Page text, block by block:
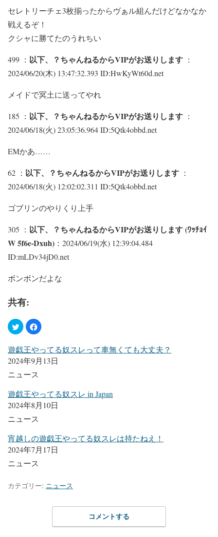
セレトリーチェ3枚揃ったからヴぁル組んだけどなかなか
戦えるぞ！
クシャに勝てたのうれちい
499 ： 以下、？ちゃんねるからVIPがお送りします ：
2024/06/20(木) 13:47:32.393 ID:HwKyWt60d.net
メイドで冥土に送ってやれ
185 ： 以下、？ちゃんねるからVIPがお送りします ：
2024/06/18(火) 23:05:36.964 ID:5Qtk4obbd.net
EMかあ……
62 ： 以下、？ちゃんねるからVIPがお送りします ：
2024/06/18(火) 12:02:02.311 ID:5Qtk4obbd.net
ゴブリンのやりくり上手
305 ： 以下、？ちゃんねるからVIPがお送りします (ﾜｯﾁｮｲ
W 5f6e-Dxuh) ：2024/06/19(水) 12:39:04.484
ID:mLDv34jD0.net
ボンボンだよな
共有:
遊戯王やってる奴スレって車無くても大丈夫？
2024年9月13日
ニュース
遊戯王やってる奴スレ in Japan
2024年8月10日
ニュース
宵越しの遊戯王やってる奴スレは持たねえ！
2024年7月17日
ニュース
カテゴリー: ニュース
コメントする